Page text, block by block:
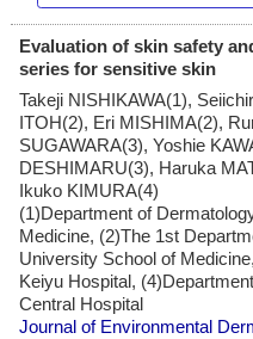
Evaluation of skin safety
series for sensitive skin
Takeji NISHIKAWA(1),
ITOH(2), Eri MISHIMA(2),
SUGAWARA(3), Yoshie
DESHIMARU(3), Haruka
Ikuko KIMURA(4)
(1)Department of
Medicine, (2)The 1st
University School of
Keiyu Hospital,
Central Hospital
Journal of Environmental